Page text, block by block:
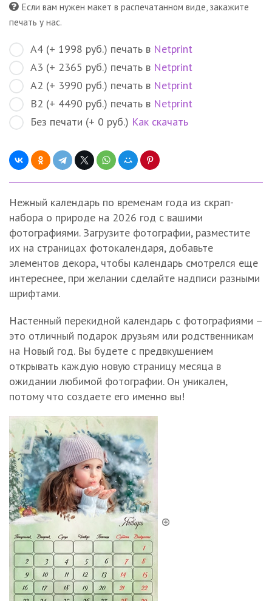
Если вам нужен макет в распечатанном виде, закажите
печать у нас.
А4 (+ 1998 руб.) печать в Netprint
A3 (+ 2365 руб.) печать в Netprint
А2 (+ 3990 руб.) печать в Netprint
B2 (+ 4490 руб.) печать в Netprint
Без печати (+ 0 руб.) Как скачать
Нежный календарь по временам года из скрап-
набора о природе на 2026 год с вашими
фотографиями. Загрузите фотографии, разместите
их на страницах фотокалендаря, добавьте
элементов декора, чтобы календарь смотрелся еще
интереснее, при желании сделайте надписи разными
шрифтами.
Настенный перекидной календарь с фотографиями –
это отличный подарок друзьям или родственникам
на Новый год. Вы будете с предвкушением
открывать каждую новую страницу месяца в
ожидании любимой фотографии. Он уникален,
потому что создаете его именно вы!